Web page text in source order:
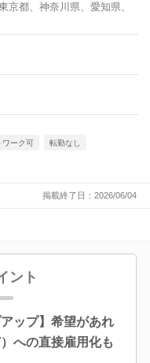
京都、神奈川県、愛知県、
ワーク可 転勤なし
掲載終了日：2026/06/04
ント
ップ】希望があれ
への直接雇用化も